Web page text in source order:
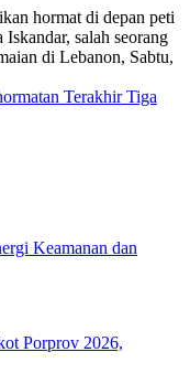
Terakhir Tiga
Keamanan dan
Porprov 2026,